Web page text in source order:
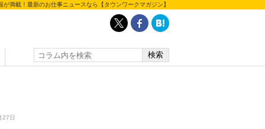
満載！最新のお仕事ニュースなら【タウンワークマガジン】
27日